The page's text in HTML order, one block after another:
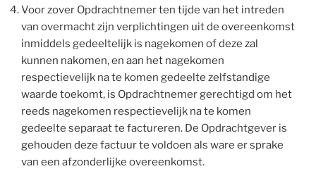
Voor zover Opdrachtnemer ten tijde van het intreden
van overmacht zijn verplichtingen uit de overeenkomst
inmiddels gedeeltelijk is nagekomen of deze zal
kunnen nakomen, en aan het nagekomen
respectievelijk na te komen gedeelte zelfstandige
waarde toekomt, is Opdrachtnemer gerechtigd om het
reeds nagekomen respectievelijk na te komen
gedeelte separaat te factureren. De Opdrachtgever is
gehouden deze factuur te voldoen als ware er sprake
van een afzonderlijke overeenkomst.